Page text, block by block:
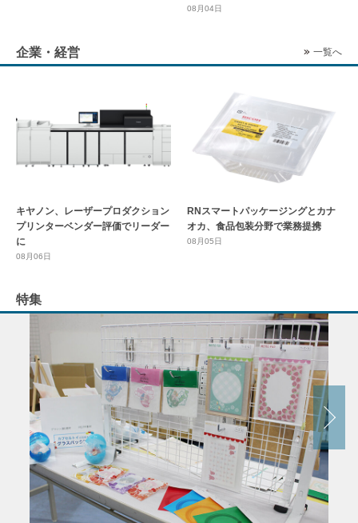
08月04日
企業・経営 一覧へ
キヤノン、レーザープロダクション
プリンターベンダー評価でリーダー
に
08月06日
RNスマートパッケージングとカナ
オカ、食品包装分野で業務提携
08月05日
特集